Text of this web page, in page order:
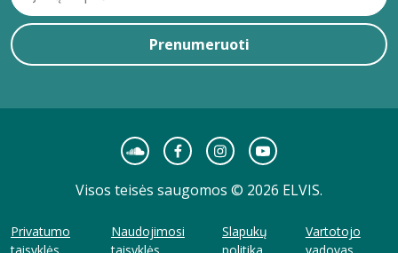
Prenumeruoti
Visos teisės saugomos © 2026 ELVIS.
Privatumo
Naudojimosi
Slapukų
Vartotojo